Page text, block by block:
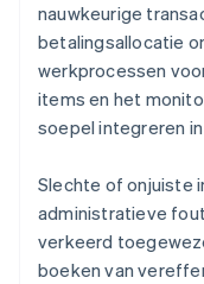
nauwkeurige
betalingsallocatie
werkprocessen
items en het
soepel integreren
Slechte of onjuiste
administratieve
verkeerd
boeken van